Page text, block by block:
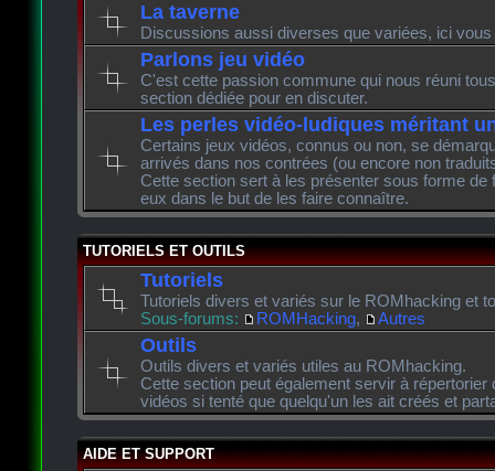
La taverne
Discussions aussi diverses que variées, ici
Parlons jeu vidéo
C'est cette passion commune qui nous réuni
section dédiée pour en discuter.
Les perles vidéo-ludiques méritant
Certains jeux vidéos, connus ou non, se
arrivés dans nos contrées (ou encore non
Cette section sert à les présenter sous forme de
eux dans le but de les faire connaître.
TUTORIELS ET OUTILS
Tutoriels
Tutoriels divers et variés sur le ROMhacking et
Sous-forums:
ROMHacking, Autres
Outils
Outils divers et variés utiles au ROMhacking.
Cette section peut également servir à
vidéos si tenté que quelqu'un les ait créés et
AIDE ET SUPPORT